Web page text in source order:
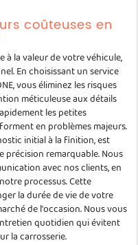
coûteuses en
à la valeur de votre véhicule,
En choisissant un service
vous éliminez les risques
méticuleuse aux détails
les petites
en problèmes majeurs.
initial à la finition, est
remarquable. Nous
avec nos clients, en
processus. Cette
la durée de vie de votre
de l'occasion. Nous vous
quotidien qui évitent
la carrosserie.